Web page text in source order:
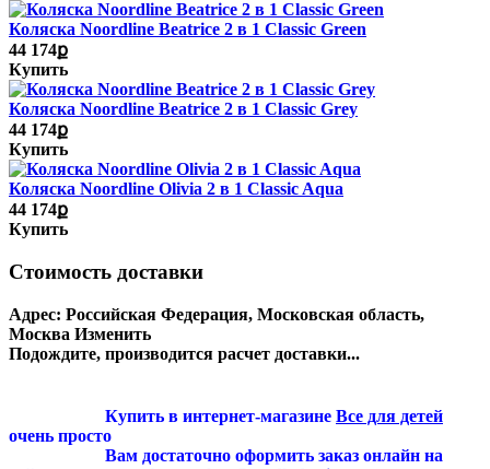
Коляска Noordline Beatrice 2 в 1 Classic Green
44 174ք
Купить
Коляска Noordline Beatrice 2 в 1 Classic Grey
44 174ք
Купить
Коляска Noordline Оlivia 2 в 1 Classic Aqua
44 174ք
Купить
Стоимость доставки
Адрес: Российская Федерация, Московская область,
Москва Изменить
Подождите, производится расчет доставки...
Купить в интернет-магазине Все для детей
очень просто
Вам достаточно оформить заказ онлайн на